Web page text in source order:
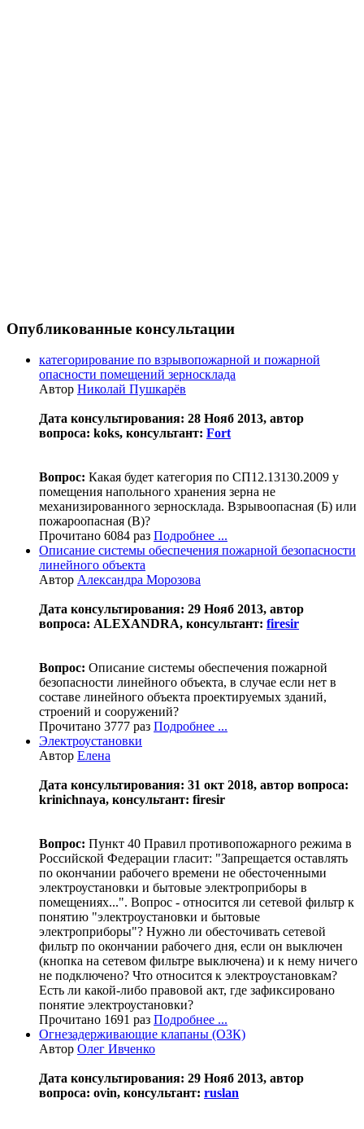
Опубликованные консультации
категорирование по взрывопожарной и пожарной
опасности помещений зерносклада
Автор Николай Пушкарёв
Дата консультирования: 28 Нояб 2013, автор
вопроса: koks, консультант: Fort
Вопрос: Какая будет категория по СП12.13130.2009 у
помещения напольного хранения зерна не
механизированного зерносклада. Взрывоопасная (Б) или
пожароопасная (В)?
Прочитано 6084 раз Подробнее ...
Описание системы обеспечения пожарной безопасности
линейного объекта
Автор Александра Морозова
Дата консультирования: 29 Нояб 2013, автор
вопроса: ALEXANDRA, консультант: firesir
Вопрос: Описание системы обеспечения пожарной
безопасности линейного объекта, в случае если нет в
составе линейного объекта проектируемых зданий,
строений и сооружений?
Прочитано 3777 раз Подробнее ...
Электроустановки
Автор Елена
Дата консультирования: 31 окт 2018, автор вопроса:
krinichnaya, консультант: firesir
Вопрос: Пункт 40 Правил противопожарного режима в
Российской Федерации гласит: "Запрещается оставлять
по окончании рабочего времени не обесточенными
электроустановки и бытовые электроприборы в
помещениях...". Вопрос - относится ли сетевой фильтр к
понятию "электроустановки и бытовые
электроприборы"? Нужно ли обесточивать сетевой
фильтр по окончании рабочего дня, если он выключен
(кнопка на сетевом фильтре выключена) и к нему ничего
не подключено? Что относится к электроустановкам?
Есть ли какой-либо правовой акт, где зафиксировано
понятие электроустановки?
Прочитано 1691 раз Подробнее ...
Огнезадерживающие клапаны (ОЗК)
Автор Олег Ивченко
Дата консультирования: 29 Нояб 2013, автор
вопроса: ovin, консультант: ruslan